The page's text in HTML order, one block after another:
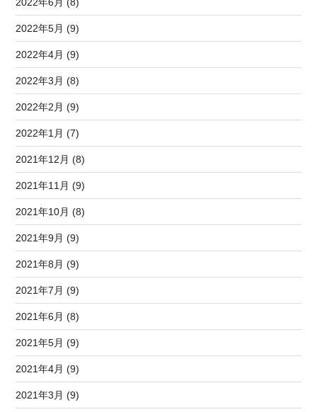
2022年5月 (9)
2022年4月 (9)
2022年3月 (8)
2022年2月 (9)
2022年1月 (7)
2021年12月 (8)
2021年11月 (9)
2021年10月 (8)
2021年9月 (9)
2021年8月 (9)
2021年7月 (9)
2021年6月 (8)
2021年5月 (9)
2021年4月 (9)
2021年3月 (9)